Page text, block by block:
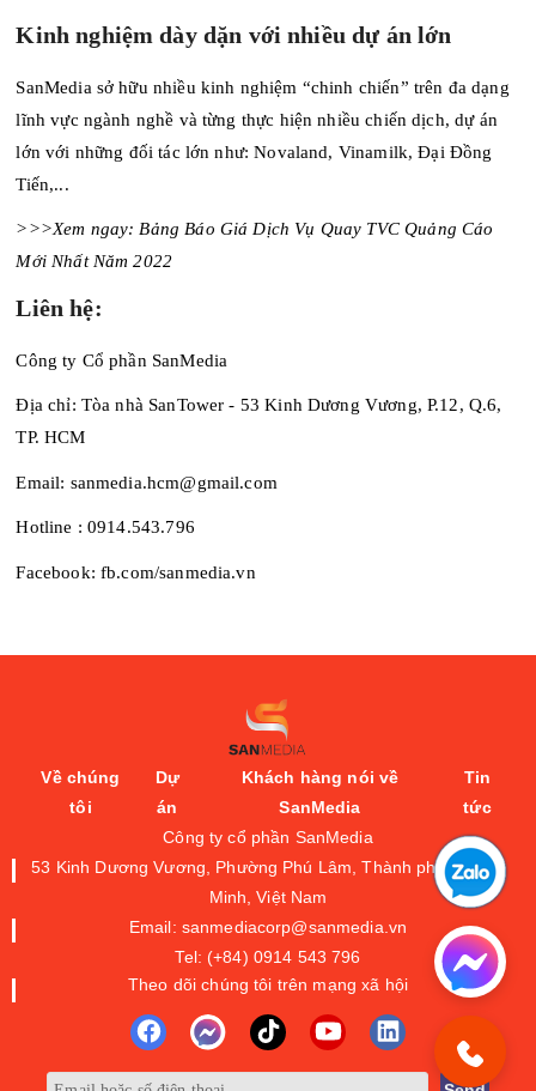
Kinh nghiệm dày dặn với nhiều dự án lớn
SanMedia sở hữu nhiều kinh nghiệm “chinh chiến” trên đa dạng
lĩnh vực ngành nghề và từng thực hiện nhiều chiến dịch, dự án
lớn với những đối tác lớn như: Novaland, Vinamilk, Đại Đồng
Tiến,...
>>>Xem ngay: Bảng Báo Giá Dịch Vụ Quay TVC Quảng Cáo
Mới Nhất Năm 2022
Liên hệ:
Công ty Cổ phần SanMedia
Địa chỉ: Tòa nhà SanTower - 53 Kinh Dương Vương, P.12, Q.6,
TP. HCM
Email: sanmedia.hcm@gmail.com
Hotline : 0914.543.796
Facebook: fb.com/sanmedia.vn
Về chúng
tôi
Dự
án
Khách hàng nói về
SanMedia
Tin
tức
Công ty cổ phần SanMedia
53 Kinh Dương Vương, Phường Phú Lâm, Thành phố Hồ Chí
Minh, Việt Nam
Email: sanmediacorp@sanmedia.vn
Tel: (+84) 0914 543 796
Theo dõi chúng tôi trên mạng xã hội